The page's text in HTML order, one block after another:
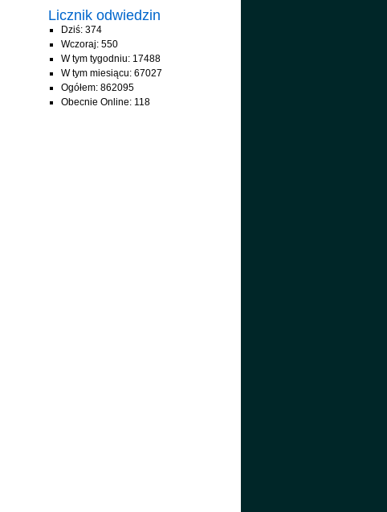
Licznik odwiedzin
Dziś: 374
Wczoraj: 550
W tym tygodniu: 17488
W tym miesiącu: 67027
Ogółem: 862095
Obecnie Online: 118